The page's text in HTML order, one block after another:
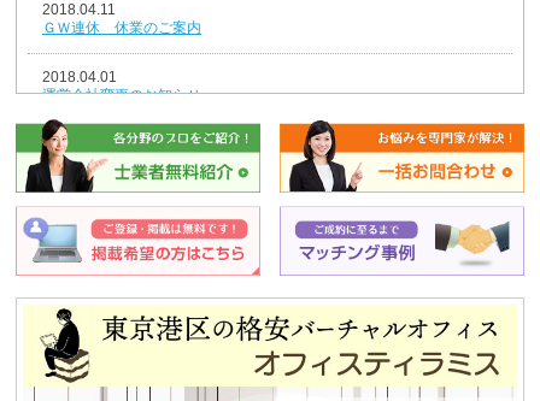
2018.04.11
ＧＷ連休 休業のご案内
2018.04.01
運営会社変更のお知らせ
2018.01.04
新年のごあいさつ
2017.12.26
年末年始休業のお知らせ
2014.08.07
夏期休業のお知らせ
2013.12.25
平成25年冬季休暇のお知らせ